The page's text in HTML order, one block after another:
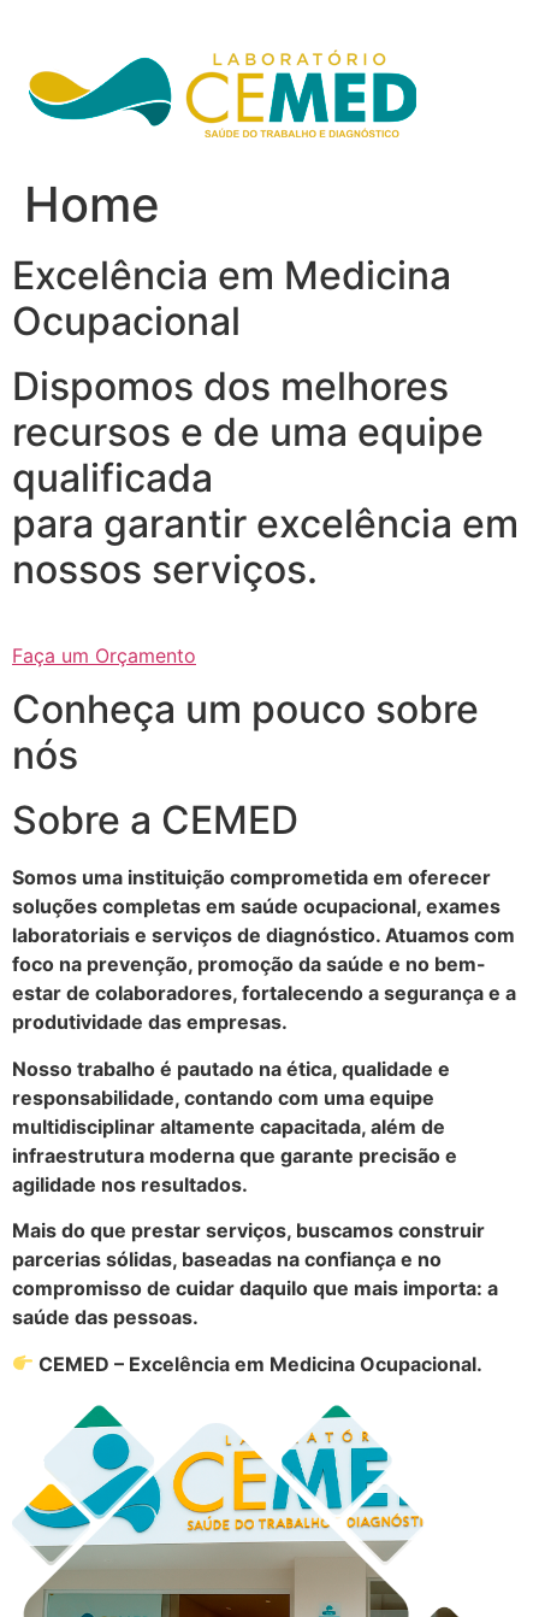
conteúdo
Home
Excelência em Medicina
Ocupacional
Dispomos dos melhores
recursos e de uma equipe
qualificada
para garantir excelência em
nossos serviços.
Faça um Orçamento
Conheça um pouco sobre
nós
Sobre a CEMED
Somos uma instituição comprometida em oferecer
soluções completas em saúde ocupacional, exames
laboratoriais e serviços de diagnóstico. Atuamos com
foco na prevenção, promoção da saúde e no bem-
estar de colaboradores, fortalecendo a segurança e a
produtividade das empresas.
Nosso trabalho é pautado na ética, qualidade e
responsabilidade, contando com uma equipe
multidisciplinar altamente capacitada, além de
infraestrutura moderna que garante precisão e
agilidade nos resultados.
Mais do que prestar serviços, buscamos construir
parcerias sólidas, baseadas na confiança e no
compromisso de cuidar daquilo que mais importa: a
saúde das pessoas.
CEMED – Excelência em Medicina Ocupacional.